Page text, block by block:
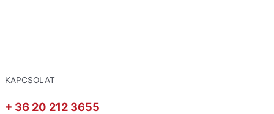
KAPCSOLAT
+ 36 20 212 3655